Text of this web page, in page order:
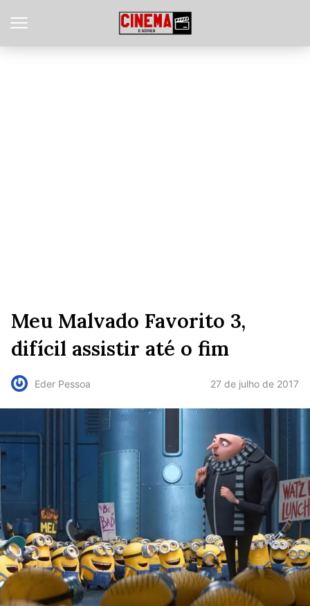
Meu Malvado Favorito 3,
difícil assistir até o fim
Eder Pessoa 27 de julho de 2017